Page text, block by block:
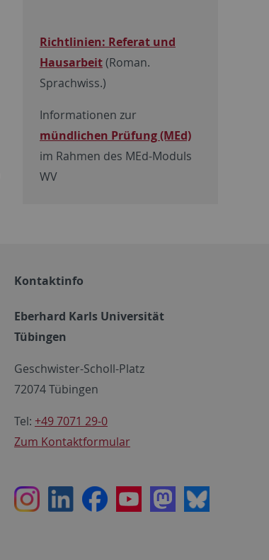
Richtlinien: Referat und
Hausarbeit(Roman.
Sprachwiss.)
Informationen zur
mündlichen Prüfung (MEd)
im Rahmen des MEd-Moduls
WV
Kontaktinfo
Eberhard Karls Universität
Tübingen
Geschwister-Scholl-Platz
72074 Tübingen
Tel: +49 7071 29-0
Zum Kontaktformular
InstagramLinkedInFacebookYoutubeMastodon
Bluesky